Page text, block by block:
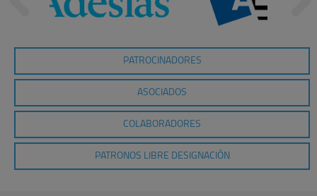
PATROCINADORES
ASOCIADOS
COLABORADORES
PATRONOS LIBRE DESIGNACIÓN